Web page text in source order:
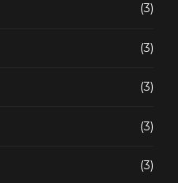
(3)
(3)
(3)
(3)
(3)